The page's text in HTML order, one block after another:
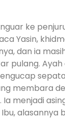
ke
Yasin,
dan ia
pulang.
membara
menjadi
alasannya